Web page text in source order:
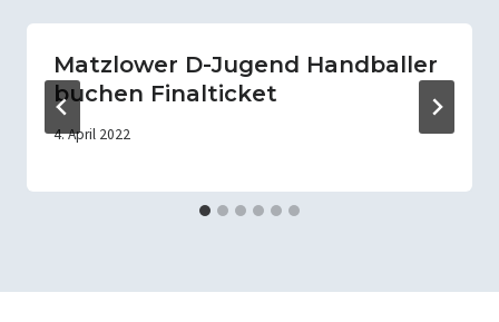
Matzlower D-Jugend Handballer
buchen Finalticket
4. April 2022